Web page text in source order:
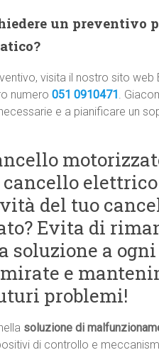
un preventivo
visita il nostro sito
numero 051 0910471 .
e a pianificare un
del tuo
Evita di
soluzione a
e
problemi!
soluzione di
di controllo e